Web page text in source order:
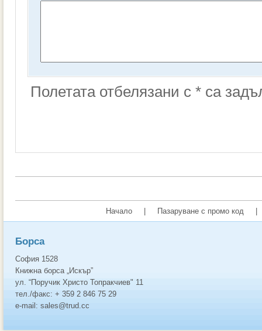
Полетата отбелязани с * са
Начало Пазаруване с промо код
Борса
София 1528
Книжна борса „Искър”
ул. “Поручик Христо Топракчиев" 11
тел./факс: + 359 2 846 75 29
e-mail: sales@trud.cc